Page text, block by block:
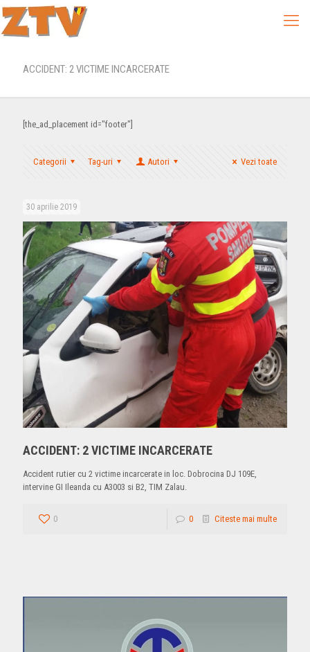
ACCIDENT: 2 VICTIME INCARCERATE
[the_ad_placement id="footer"]
Categorii Tag-uri Autori Vezi toate
30 aprilie 2019
ACCIDENT: 2 VICTIME INCARCERATE
Accident rutier cu 2 victime incarcerate in loc. Dobrocina DJ 109E,
intervine GI Ileanda cu A3003 si B2, TIM Zalau.
0 0 Citeste mai multe